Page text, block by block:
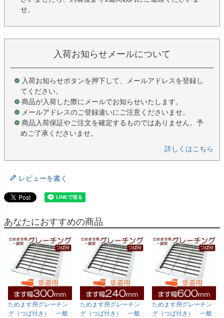
せ。
入荷お知らせメールについて
入荷お知らせボタンを押下して、メールアドレスを登録し
てください。
商品が入荷した際にメールでお知らせいたします。
メールアドレスのご登録違いにご注意くださいませ。
商品入荷保証やご注文を確定するものではありません。予
めご了承くださいませ。
詳しくはこちら
レビューを書く
あなたにおすすめの商品
ためます用グレーチン
グ（つば付き） 一般
ためます用グレーチン
グ（つば付き） 一般
ためます用グレーチン
グ（つば付き） 一般